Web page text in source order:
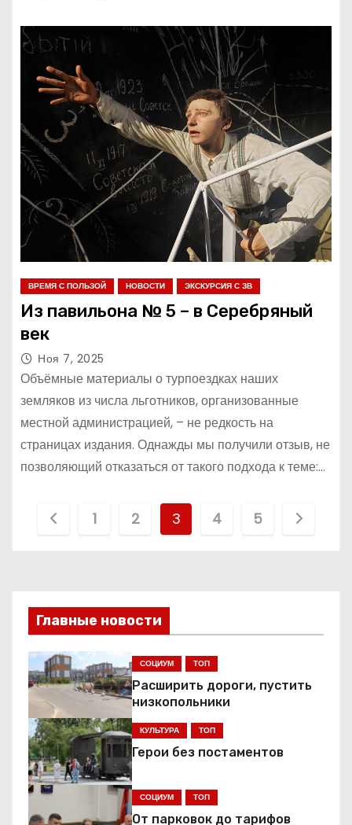
ВРЕМЯ С ПОЛЬЗОЙ НОВОСТИ ЭКСКУРСИЯ С ЗВ
Из павильона № 5 – в Серебряный
век
Ноя 7, 2025
Объёмные материалы о турпоездках наших
земляков из числа льготников, организованные
местной администрацией, – не редкость на
страницах издания. Однажды мы получили отзыв, не
позволяющий отказаться от такого подхода к теме:…
и
н
а
ц
и
я
з
1 2 3 4 5
Главные новости
СОЦИУМ ТОП
Расширить дороги, пустить
низкопольники
КУЛЬТУРА ТОП
Герои без постаментов
СОЦИУМ ТОП
От парковок до тарифов